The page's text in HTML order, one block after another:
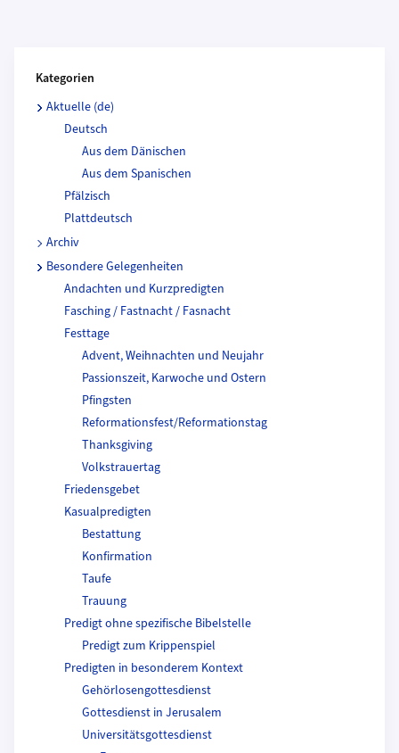
Kategorien
Aktuelle (de)
Deutsch
Aus dem Dänischen
Aus dem Spanischen
Pfälzisch
Plattdeutsch
Archiv
Besondere Gelegenheiten
Andachten und Kurzpredigten
Fasching / Fastnacht / Fasnacht
Festtage
Advent, Weihnachten und Neujahr
Passionszeit, Karwoche und Ostern
Pfingsten
Reformationsfest/Reformationstag
Thanksgiving
Volkstrauertag
Friedensgebet
Kasualpredigten
Bestattung
Konfirmation
Taufe
Trauung
Predigt ohne spezifische Bibelstelle
Predigt zum Krippenspiel
Predigten in besonderem Kontext
Gehörlosengottesdienst
Gottesdienst in Jerusalem
Universitätsgottesdienst